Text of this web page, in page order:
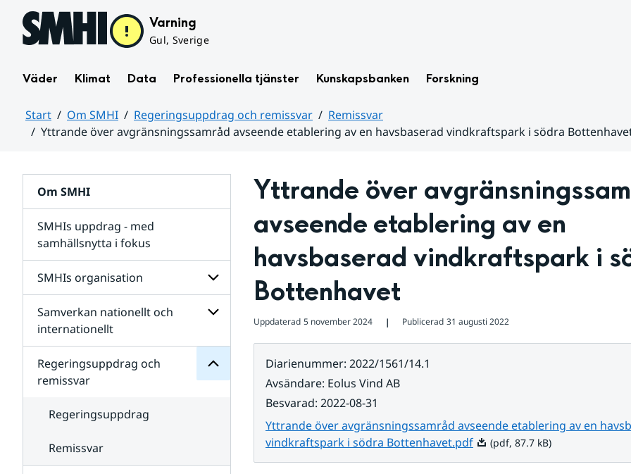
Hoppa till sidans innehåll Varning
Gul, Sverige
Väder Klimat Data Professionella tjänster Kunskapsbanken Forskning
Start Om SMHI Regeringsuppdrag och remissvar
Remissvar
Yttrande över avgränsningssamråd avseende etablering av en havsbaserad vindkraftspark i södra
Om SMHI
SMHIs uppdrag - med
samhällsnytta i fokus
SMHIs organisation
Undersidor
Samverkan nationellt och
internationellt
Undersidor
för
internationellt
Regeringsuppdrag och
remissvar
för
Regeringsuppdrag
remissvar
Regeringsuppdrag
Remissvar
Yttrande över
avseende etablering av en
havsbaserad vindkraftspark i
Bottenhavet
Uppdaterad 5 november 2024 ❘ Publicerad 31 augusti 2022
Diarienummer: 2022/1561/14.1
Avsändare: Eolus Vind AB
Besvarad: 2022-08-31
Yttrande över avgränsningssamråd avseende etablering av en
vindkraftspark i södra Bottenhavet.pdfPdf, 87.7 kB.
(pdf, 87.7 kB)